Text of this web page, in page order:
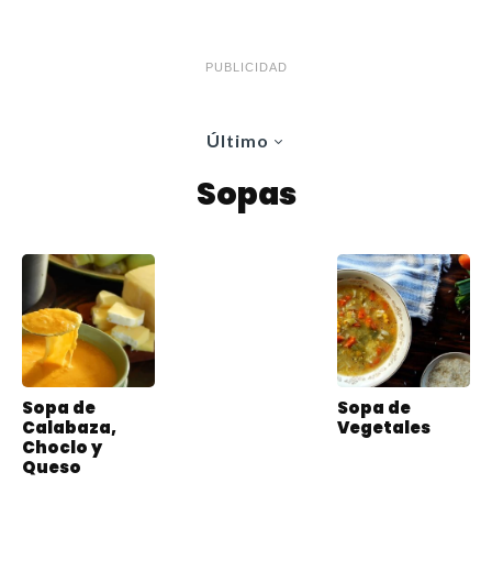
PUBLICIDAD
Último
Sopas
Sopa de
Calabaza,
Choclo y
Queso
Sopa de
Vegetales